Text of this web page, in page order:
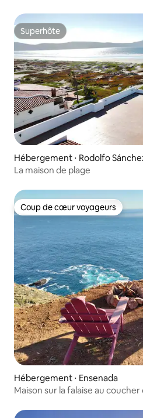
Superhôte
Superhôte
Hébergement ⋅ Rodolfo
La maison de plage
Coup de cœur voyageurs
Coup de cœur voyageurs
Hébergement ⋅ Ensenada
Maison sur la falaise au